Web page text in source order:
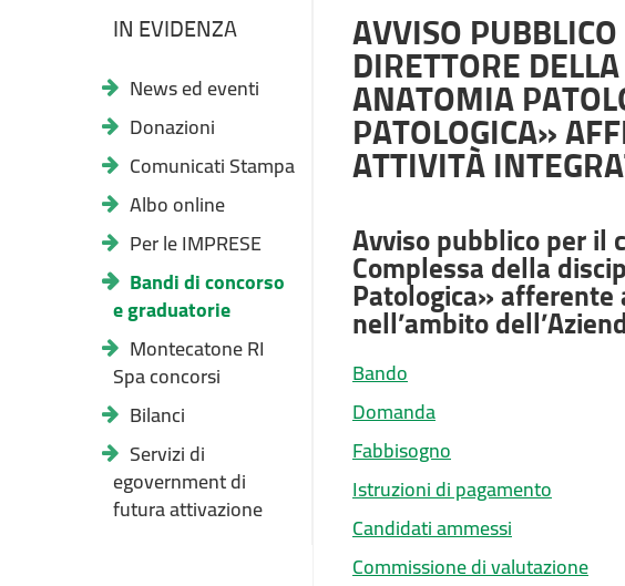
IN EVIDENZA
News ed eventi
Donazioni
Comunicati Stampa
Albo online
Per le IMPRESE
Bandi di concorso
e graduatorie
Montecatone RI
Spa concorsi
Bilanci
Servizi di
egovernment di
futura attivazione
AVVISO
DIRETTORE
ANATOMIA
PATOLOGICA»
ATTIVITÀ
Avviso pubblico per
Complessa della
Patologica»
nell’ambito
Bando
Domanda
Fabbisogno
Istruzioni di pagamento
Candidati ammessi
Commissione di valutazione